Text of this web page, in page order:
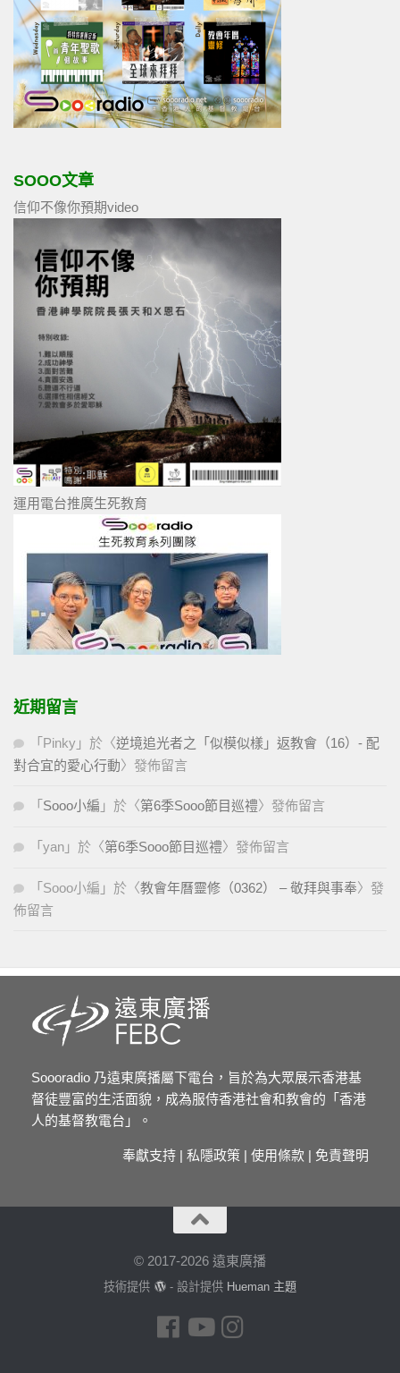
SOOO文章
信仰不像你預期video
運用電台推廣生死教育
近期留言
「 Pinky 」於〈逆境追光者之「似模似樣」返教會（16）- 配
對合宜的愛心行動〉發佈留言
「 Sooo小編 」於〈第6季Sooo節目巡禮〉發佈留言
「 yan 」於〈第6季Sooo節目巡禮〉發佈留言
「 Sooo小編 」於〈教會年曆靈修（0362） – 敬拜與事奉〉發
佈留言
Soooradio 乃遠東廣播屬下電台，旨於為大眾展示香港基
督徒豐富的生活面貌，成為服侍香港社會和教會的「香港
人的基督教電台」。
奉獻支持 | 私隱政策 | 使用條款 | 免責聲明
© 2017-2026 遠東廣播
技術提供 - 設計提供 Hueman 主題